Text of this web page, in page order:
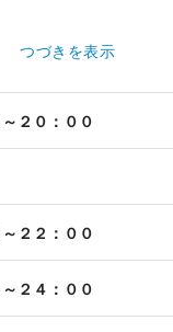
つづきを表示
２０：００
２２：００
２４：００